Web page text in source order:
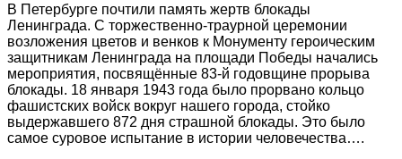
В Петербурге почтили память жертв блокады
Ленинграда. С торжественно-траурной церемонии
возложения цветов и венков к Монументу героическим
защитникам Ленинграда на площади Победы начались
мероприятия, посвящённые 83-й годовщине прорыва
блокады. 18 января 1943 года было прорвано кольцо
фашистских войск вокруг нашего города, стойко
выдержавшего 872 дня страшной блокады. Это было
самое суровое испытание в истории человечества….